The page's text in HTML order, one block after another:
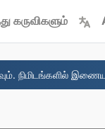
கருவிகளும்
நிமிடங்களில்